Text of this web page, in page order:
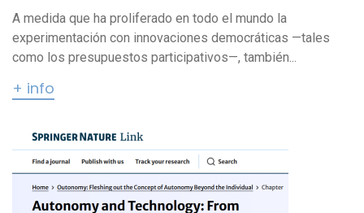
A medida que ha proliferado en todo el mundo la
experimentación con innovaciones democráticas —tales
como los presupuestos participativos—, también...
+ info